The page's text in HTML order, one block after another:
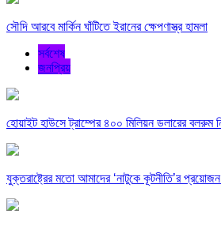
সৌদি আরবে মার্কিন ঘাঁটিতে ইরানের ক্ষেপণাস্ত্র হামলা
সর্বশেষ
জনপ্রিয়
হোয়াইট হাউসে ট্রাম্পের ৪০০ মিলিয়ন ডলারের বলরুম
যুক্তরাষ্ট্রের মতো আমাদের ‘নাটুকে কূটনীতি’র